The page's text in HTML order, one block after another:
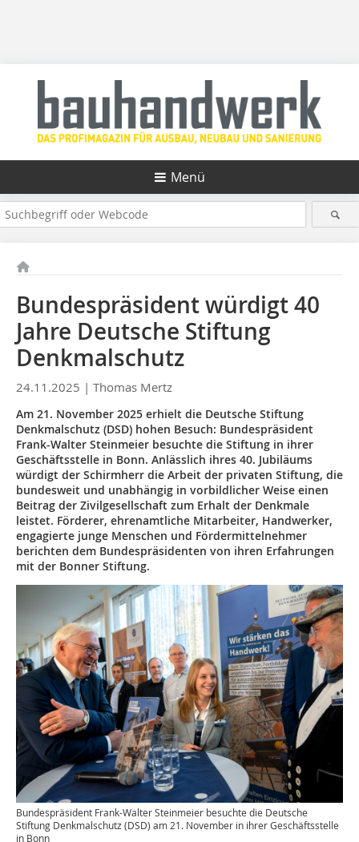
Menü
Bundespräsident würdigt 40
Jahre Deutsche Stiftung
Denkmalschutz
24.11.2025 | Thomas Mertz
Am 21. November 2025 erhielt die Deutsche Stiftung
Denkmalschutz (DSD) hohen Besuch: Bundespräsident
Frank-Walter Steinmeier besuchte die Stiftung in ihrer
Geschäftsstelle in Bonn. Anlässlich ihres 40. Jubiläums
würdigt der Schirmherr die Arbeit der privaten Stiftung, die
bundesweit und unabhängig in vorbildlicher Weise einen
Beitrag der Zivilgesellschaft zum Erhalt der Denkmale
leistet. Förderer, ehrenamtliche Mitarbeiter, Handwerker,
engagierte junge Menschen und Fördermittelnehmer
berichten dem Bundespräsidenten von ihren Erfahrungen
mit der Bonner Stiftung.
Bundespräsident Frank-Walter Steinmeier besuchte die Deutsche
Stiftung Denkmalschutz (DSD) am 21. November in ihrer Geschäftsstelle
in Bonn